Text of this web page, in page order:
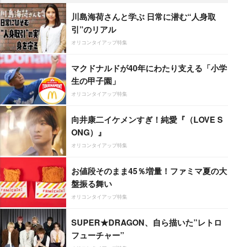
川島海荷さんと学ぶ 日常に潜む“人身取
引”のリアル
オリコンタイアップ特集
マクドナルドが40年にわたり支える「小学
生の甲子園」
オリコンタイアップ特集
向井康二イケメンすぎ！純愛『（LOVE S
ONG）』
オリコンタイアップ特集
お値段そのまま45％増量！ファミマ夏の大
盤振る舞い
オリコンタイアップ特集
SUPER★DRAGON、自ら描いた”レトロ
フューチャー”